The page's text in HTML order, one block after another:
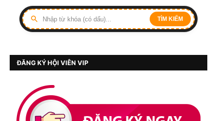
TÌM KIẾM
ĐĂNG KÝ HỘI VIÊN VIP